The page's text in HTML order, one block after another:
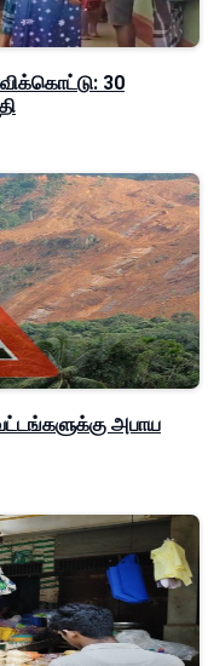
30
அபாய